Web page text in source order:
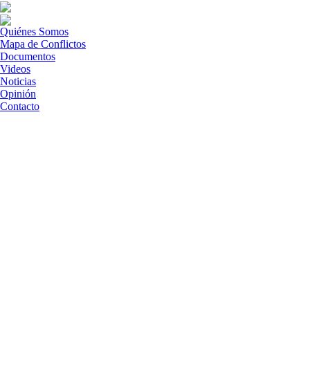
Quiénes Somos
Mapa de Conflictos
Documentos
Videos
Noticias
Opinión
Contacto